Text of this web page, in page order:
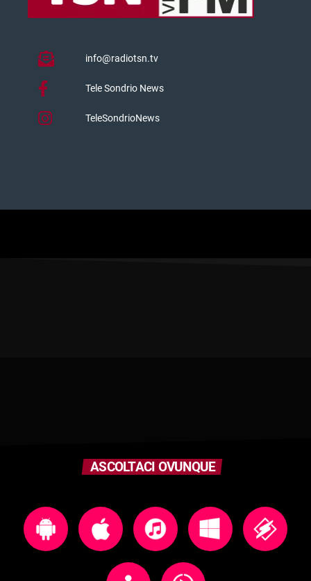
info@radiotsn.tv
Tele Sondrio News
TeleSondrioNews
ASCOLTACI OVUNQUE